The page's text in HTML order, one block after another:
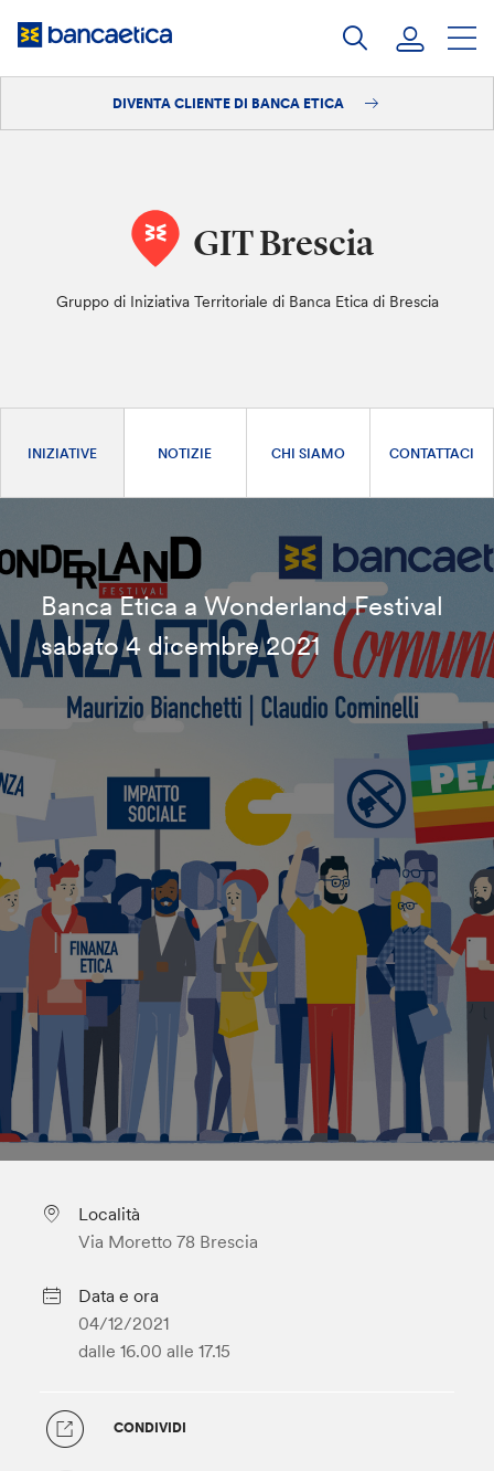
DIVENTA CLIENTE DI BANCA ETICA
GIT Brescia
Gruppo di Iniziativa Territoriale di Banca Etica di Brescia
INIZIATIVE NOTIZIE CHI SIAMO CONTATTACI
Banca Etica a Wonderland Festival
sabato 4 dicembre 2021
Località
Via Moretto 78 Brescia
Data e ora
04/12/2021
dalle 16.00 alle 17.15
CONDIVIDI